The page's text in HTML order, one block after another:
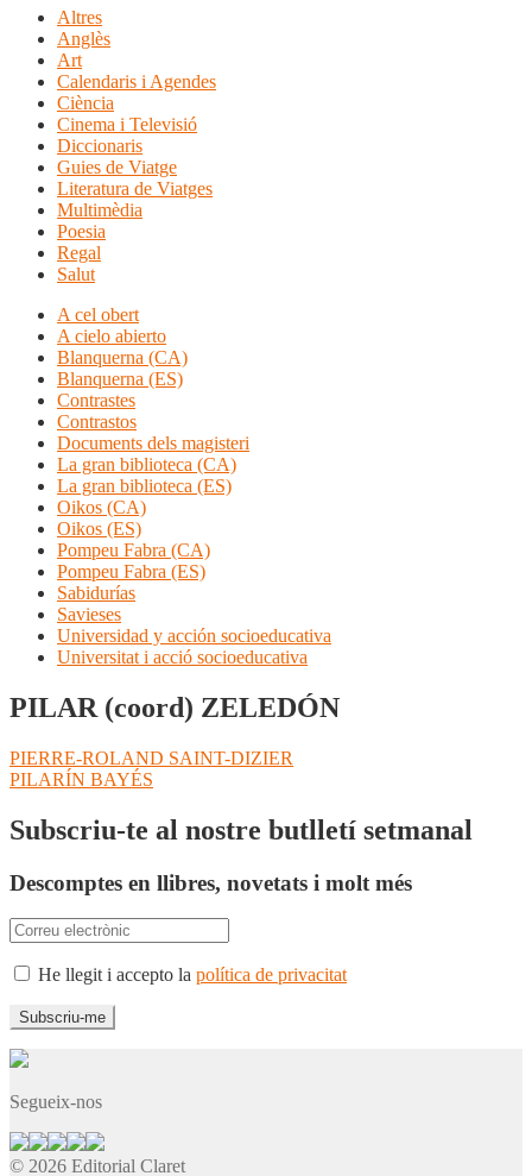
Altres
Anglès
Art
Calendaris i Agendes
Ciència
Cinema i Televisió
Diccionaris
Guies de Viatge
Literatura de Viatges
Multimèdia
Poesia
Regal
Salut
A cel obert
A cielo abierto
Blanquerna (CA)
Blanquerna (ES)
Contrastes
Contrastos
Documents dels magisteri
La gran biblioteca (CA)
La gran biblioteca (ES)
Oikos (CA)
Oikos (ES)
Pompeu Fabra (CA)
Pompeu Fabra (ES)
Sabidurías
Savieses
Universidad y acción socioeducativa
Universitat i acció socioeducativa
PILAR (coord) ZELEDÓN
Navegació
d'entrades
Entrada
anterior:
PIERRE-ROLAND SAINT-DIZIER
Pròxima
PILARÍN BAYÉS
Subscriu-te al nostre butlletí setmanal
Descomptes en llibres, novetats i molt més
He llegit i accepto la política de privacitat
Segueix-nos
© 2026 Editorial Claret